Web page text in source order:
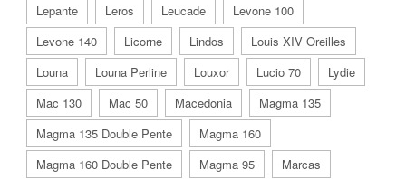
Lepante
Leros Leucade
Levone 100
Levone 140
Licorne Lindos
Louis XIV Oreilles
Louna
Louna Perline Louxor Lucio 70
Lydie
Mac 130
Mac 50 Macedonia
Magma 135
Magma 135 Double Pente
Magma 160
Magma 160 Double Pente
Magma 95
Marcas